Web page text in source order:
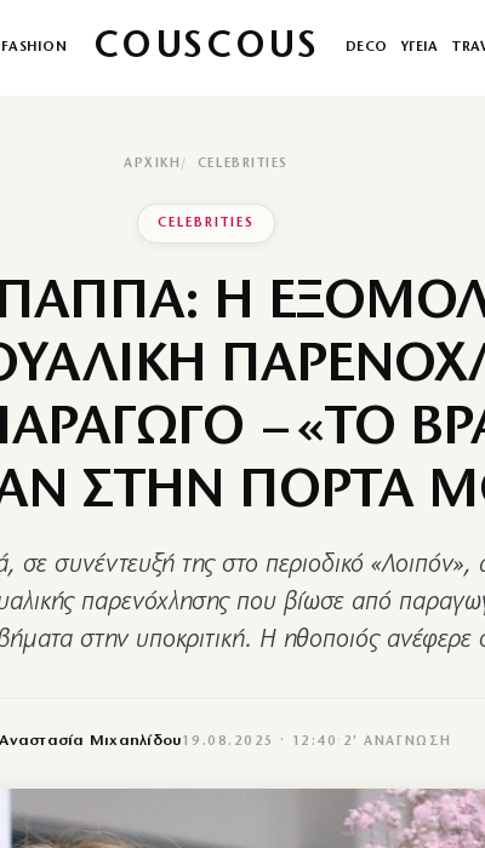
FASHION COUSCOUS DECO ΥΓΕΙΑ
ΑΡΧΙΚΉ CELEBRITIES
CELEBRITIES
ΠΑΠΠΑ: Η
– «ΤΟ
ΣΤΗΝ ΠΟΡΤΑ
σε συνέντευξή της στο περιοδικό
παρενόχλησης που βίωσε από
στην υποκριτική. Η ηθοποιός ανέφερε
Αναστασία Μιχαηλίδου19.08.2025 · 12:40 · 2′ ΑΝΆΓΝΩΣΗ